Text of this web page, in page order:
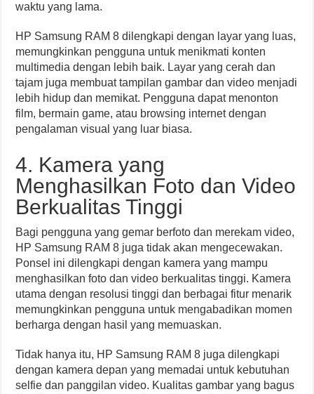
waktu yang lama.
HP Samsung RAM 8 dilengkapi dengan layar yang luas,
memungkinkan pengguna untuk menikmati konten
multimedia dengan lebih baik. Layar yang cerah dan
tajam juga membuat tampilan gambar dan video menjadi
lebih hidup dan memikat. Pengguna dapat menonton
film, bermain game, atau browsing internet dengan
pengalaman visual yang luar biasa.
4. Kamera yang
Menghasilkan Foto dan Video
Berkualitas Tinggi
Bagi pengguna yang gemar berfoto dan merekam video,
HP Samsung RAM 8 juga tidak akan mengecewakan.
Ponsel ini dilengkapi dengan kamera yang mampu
menghasilkan foto dan video berkualitas tinggi. Kamera
utama dengan resolusi tinggi dan berbagai fitur menarik
memungkinkan pengguna untuk mengabadikan momen
berharga dengan hasil yang memuaskan.
Tidak hanya itu, HP Samsung RAM 8 juga dilengkapi
dengan kamera depan yang memadai untuk kebutuhan
selfie dan panggilan video. Kualitas gambar yang bagus